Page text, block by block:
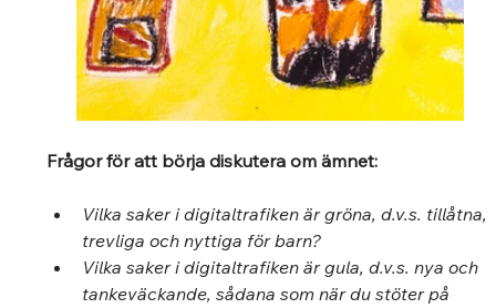
Frågor för att börja diskutera om ämnet:
Vilka saker i digitaltrafiken är gröna, d.v.s. tillåtna,
trevliga och nyttiga för barn?
Vilka saker i digitaltrafiken är gula, d.v.s. nya och
tankeväckande, sådana som när du stöter på